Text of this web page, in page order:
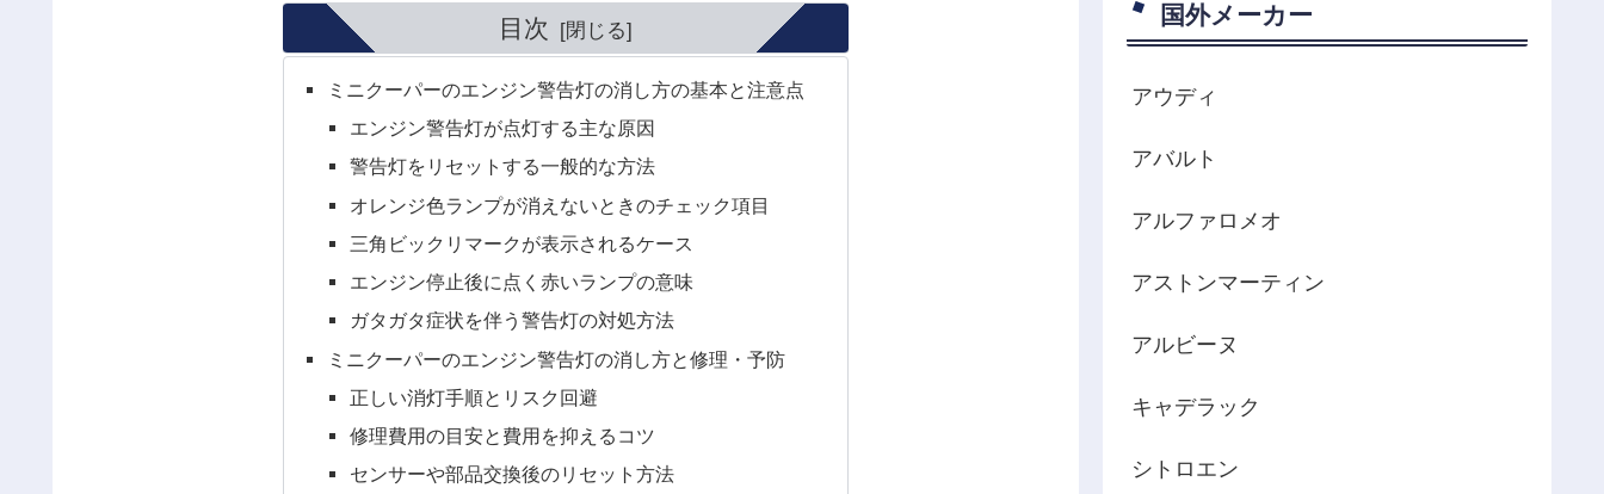
目次
ミニクーパーのエンジン警告灯の消し方の基本と注意点
エンジン警告灯が点灯する主な原因
警告灯をリセットする一般的な方法
オレンジ色ランプが消えないときのチェック項目
三角ビックリマークが表示されるケース
エンジン停止後に点く赤いランプの意味
ガタガタ症状を伴う警告灯の対処方法
ミニクーパーのエンジン警告灯の消し方と修理・予防
正しい消灯手順とリスク回避
修理費用の目安と費用を抑えるコツ
センサーや部品交換後のリセット方法
国外メーカー
アウディ
アバルト
アルファロメオ
アストンマーティン
アルビーヌ
キャデラック
シトロエン